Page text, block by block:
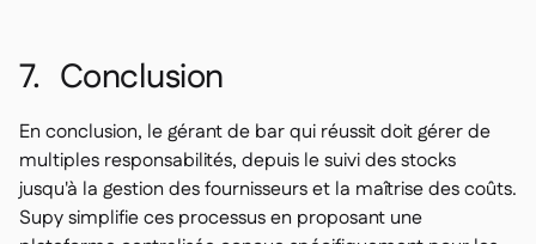
7. Conclusion
En conclusion, le gérant de bar qui réussit doit gérer de
multiples responsabilités, depuis le suivi des stocks
jusqu'à la gestion des fournisseurs et la maîtrise des coûts.
Supy simplifie ces processus en proposant une